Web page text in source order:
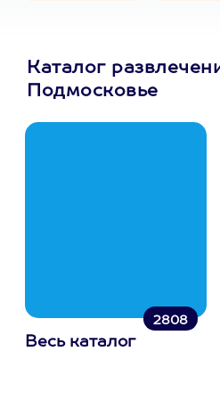
Каталог
Подмосковье
2808
Весь каталог